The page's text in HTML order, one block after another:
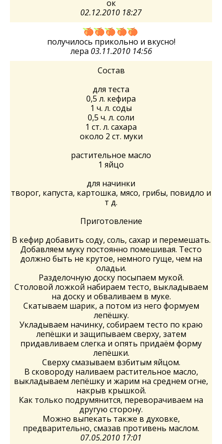
ок
02.12.2010 18:27
получилось прикольно и вкусно!
лера 03.11.2010 14:56
Состав
для теста
0,5 л. кефира
1 ч. л. соды
0,5 ч. л. соли
1 ст. л. сахара
около 2 ст. муки
растительное масло
1 яйцо
для начинки
творог, капуста, картошка, мясо, грибы, повидло и
т д.
Приготовление
В кефир добавить соду, соль, сахар и перемешать.
Добавляем муку постоянно помешивая. Тесто
должно быть не крутое, немного гуще, чем на
оладьи.
Разделочную доску посыпаем мукой.
Столовой ложкой набираем тесто, выкладываем
на доску и обваливаем в муке.
Скатываем шарик, а потом из него формуем
лепёшку.
Укладываем начинку, собираем тесто по краю
лепёшки и защипываем сверху, затем
придавливаем слегка и опять придаём форму
лепёшки.
Сверху смазываем взбитым яйцом.
В сковороду наливаем растительное масло,
выкладываем лепёшку и жарим на среднем огне,
накрыв крышкой.
Как только подрумянится, переворачиваем на
другую сторону.
Можно выпекать также в духовке,
предварительно, смазав противень маслом.
07.05.2010 17:01